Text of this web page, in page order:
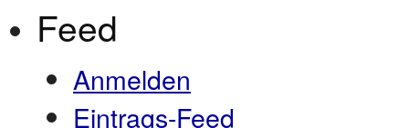
Feed
Anmelden
Eintrags-Feed